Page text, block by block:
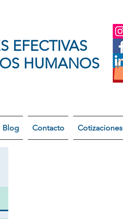
EFECTIVAS
HUMANOS
Blog Contacto Cotizaciones